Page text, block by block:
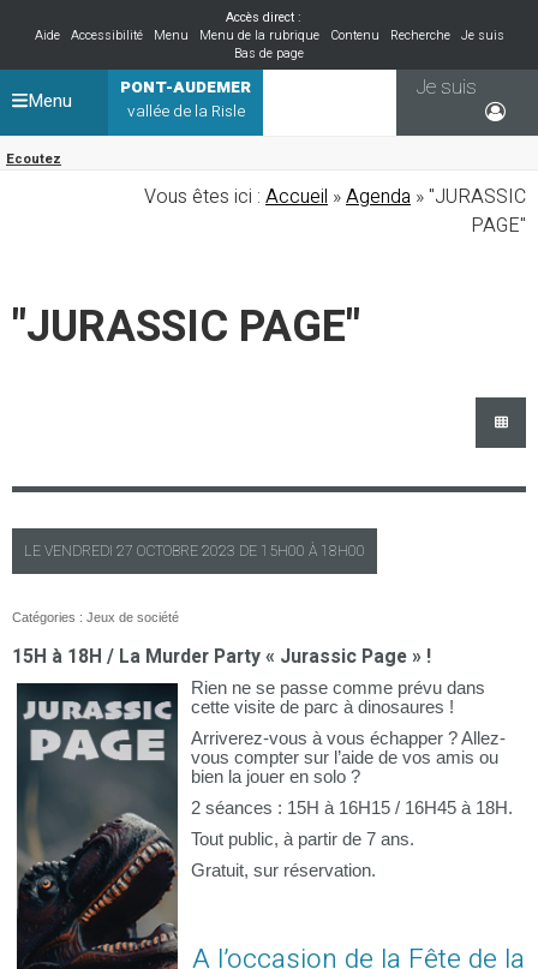
Accès direct :
Aide
Accessibilité Menu Menu de la rubrique Contenu Recherche
Je suis
Bas de page
PONT-AUDEMER
vallée de la Risle
Ecoutez
Je suis
Menu
Vous êtes ici : Accueil »Agenda » "JURASSIC
PAGE"
"JURASSIC PAGE"
LEVENDREDI 27 OCTOBRE 2023 DE 15H00 À 18H00
Catégories : Jeux de société
15H à 18H / La Murder Party « Jurassic Page » !
Rien ne se passe comme prévu dans
cette visite de parc à dinosaures !
Arriverez-vous à vous échapper ? Allez-
vous compter sur l’aide de vos amis ou
bien la jouer en solo ?
2 séances : 15H à 16H15 / 16H45 à 18H.
Tout public, à partir de 7 ans.
Gratuit, sur réservation.
A l’occasion de la Fête de la